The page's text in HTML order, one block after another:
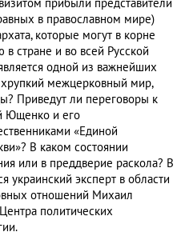
прибыли представители
в православном мире)
которые могут в корне
стране и во всей Русской
одной из важнейших
межцерковный мир,
Приведут ли переговоры к
Ющенко и его
«Единой
В каком состоянии
или в преддверие раскола? В
украинский эксперт в области
отношений Михаил
политических